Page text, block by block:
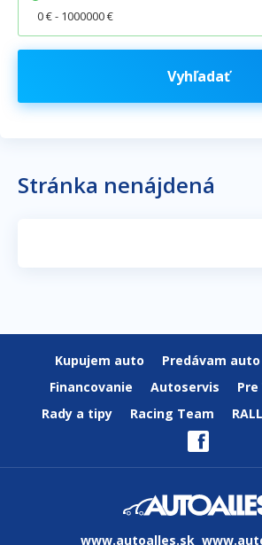
0 € - 1000000 €
Vyhľadať
Stránka nenájdená
Kupujem auto Predávam auto
Financovanie
Autoservis Pre
Rady a tipy
Racing Team
www.autoalles.sk